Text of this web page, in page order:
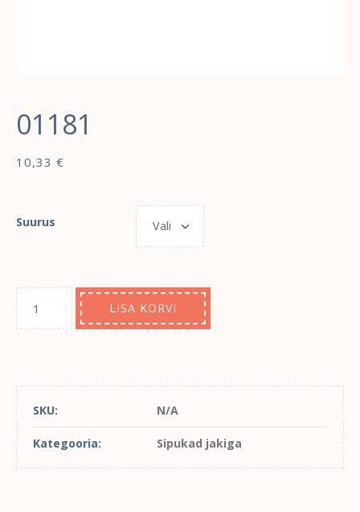
01181
10,33 €
Suurus
LISA KORVI
SKU: N/A
Kategooria: Sipukad jakiga